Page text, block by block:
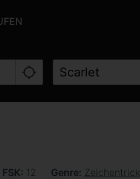
FSK 12 Genre Zeichentrick